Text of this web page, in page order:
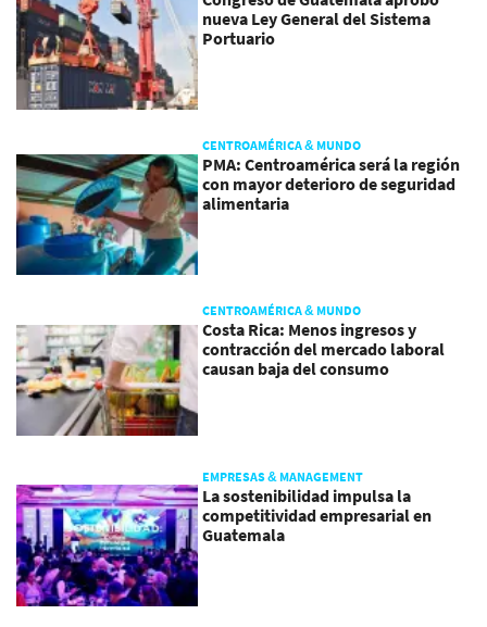
nueva Ley General del Sistema
Portuario
CENTROAMÉRICA & MUNDO
PMA: Centroamérica será la región
con mayor deterioro de seguridad
alimentaria
CENTROAMÉRICA & MUNDO
Costa Rica: Menos ingresos y
contracción del mercado laboral
causan baja del consumo
EMPRESAS & MANAGEMENT
La sostenibilidad impulsa la
competitividad empresarial en
Guatemala